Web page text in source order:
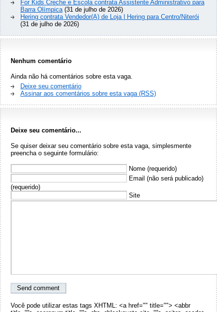
For Kids Creche e Escola contrata Assistente Administrativo para
Barra Olímpica(31 de julho de 2026)
Hering contrata Vendedor(A) de Loja | Hering para Centro/Niterói
(31 de julho de 2026)
Nenhum comentário
Ainda não há comentários sobre esta vaga.
Deixe seu comentário
Assinar aos comentários sobre esta vaga (RSS)
Deixe seu comentário...
Se quiser deixar seu comentário sobre esta vaga, simplesmente
preencha o seguinte formulário:
Nome (requerido)
Email (não será publicado)
(requerido)
Site
Você pode utilizar estas tags XHTML: <a href="" title=""> <abbr